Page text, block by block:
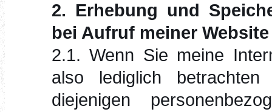
2. Erhebung und
bei Aufruf meiner Website
2.1. Wenn Sie meine
also lediglich
diejenigen